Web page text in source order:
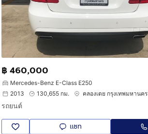
฿ 460,000
Mercedes-Benz E-Class E250
2013
130,655 กม. คลองเตย กรุงเทพมหานคร
รถยนต์
แชท